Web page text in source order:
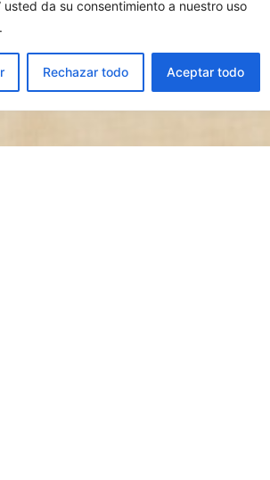
usted da su consentimiento a nuestro uso
Rechazar todo Aceptar todo